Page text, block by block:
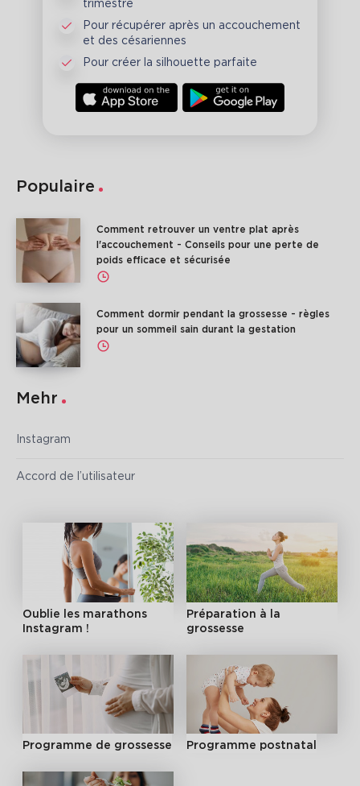
trimestre
Pour récupérer après un accouchement
et des césariennes
Pour créer la silhouette parfaite
Populaire
Comment retrouver un ventre plat après
l'accouchement - Conseils pour une perte de
poids efficace et sécurisée
Comment dormir pendant la grossesse - règles
pour un sommeil sain durant la gestation
Mehr
Instagram
Accord de l’utilisateur
Oublie les marathons
Instagram !
Préparation à la
grossesse
Programme de grossesse Programme postnatal